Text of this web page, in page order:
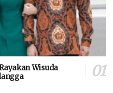
Wisuda